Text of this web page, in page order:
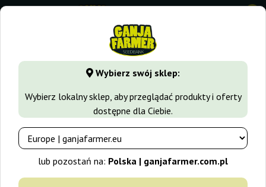
Wybierz swój sklep:
Wybierz lokalny sklep, aby przeglądać produkty i oferty
dostępne dla Ciebie.
lub pozostań na: Polska | ganjafarmer.com.pl
0